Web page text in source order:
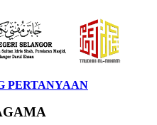
PERTANYAAN